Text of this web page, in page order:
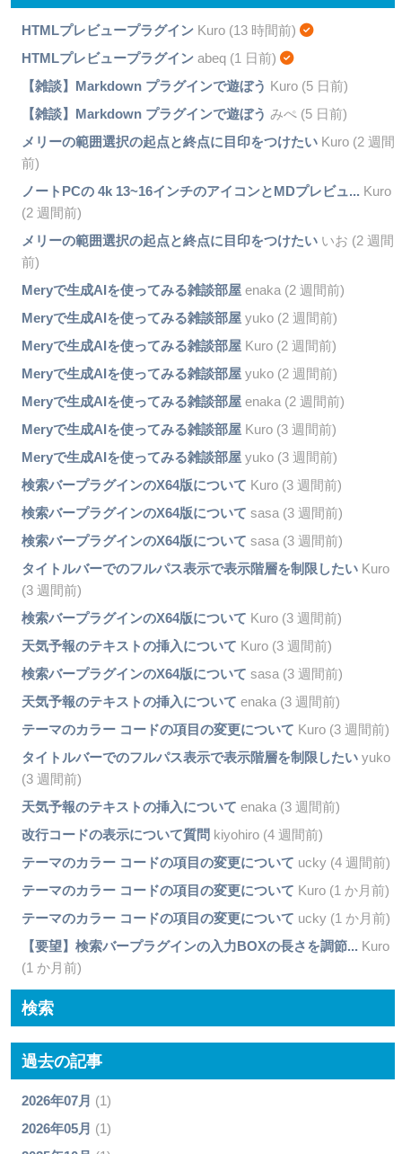
HTMLプレビュープラグインKuro (13 時間前)
HTMLプレビュープラグインabeq (1 日前)
【雑談】Markdown プラグインで遊ぼう Kuro (5 日前)
【雑談】Markdown プラグインで遊ぼう みぺ (5 日前)
メリーの範囲選択の起点と終点に目印をつけたいKuro (2 週間
前)
ノートPCの 4k 13~16インチのアイコンとMDプレビュ... Kuro
(2 週間前)
メリーの範囲選択の起点と終点に目印をつけたいいお (2 週間
前)
Meryで生成AIを使ってみる雑談部屋enaka (2 週間前)
Meryで生成AIを使ってみる雑談部屋yuko (2 週間前)
Meryで生成AIを使ってみる雑談部屋Kuro (2 週間前)
Meryで生成AIを使ってみる雑談部屋yuko (2 週間前)
Meryで生成AIを使ってみる雑談部屋enaka (2 週間前)
Meryで生成AIを使ってみる雑談部屋Kuro (3 週間前)
Meryで生成AIを使ってみる雑談部屋yuko (3 週間前)
検索バープラグインのX64版について Kuro (3 週間前)
検索バープラグインのX64版について sasa (3 週間前)
検索バープラグインのX64版について sasa (3 週間前)
タイトルバーでのフルパス表示で表示階層を制限したいKuro
(3 週間前)
検索バープラグインのX64版について Kuro (3 週間前)
天気予報のテキストの挿入について Kuro (3 週間前)
検索バープラグインのX64版について sasa (3 週間前)
天気予報のテキストの挿入について enaka (3 週間前)
テーマのカラー コードの項目の変更について Kuro (3 週間前)
タイトルバーでのフルパス表示で表示階層を制限したいyuko
(3 週間前)
天気予報のテキストの挿入について enaka (3 週間前)
改行コードの表示について質問 kiyohiro (4 週間前)
テーマのカラー コードの項目の変更について ucky (4 週間前)
テーマのカラー コードの項目の変更について Kuro (1 か月前)
テーマのカラー コードの項目の変更について ucky (1 か月前)
【要望】検索バープラグインの入力BOXの長さを調節... Kuro
(1 か月前)
検索
過去の記事
2026年07月 (1)
2026年05月 (1)